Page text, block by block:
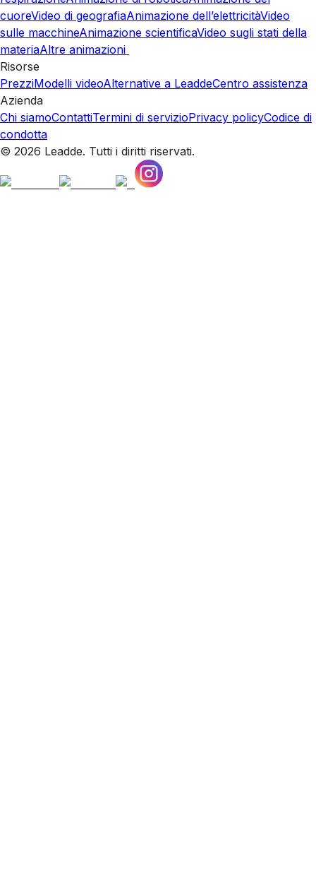
cuoreVideo di geografiaAnimazione dell’elettricitàVideo
sulle macchineAnimazione scientificaVideo sugli stati della
materiaAltre animazioni
Risorse
PrezziModelli videoAlternative a LeaddeCentro assistenza
Azienda
Chi siamoContattiTermini di servizioPrivacy policyCodice di
condotta
© 2026 Leadde. Tutti i diritti riservati.